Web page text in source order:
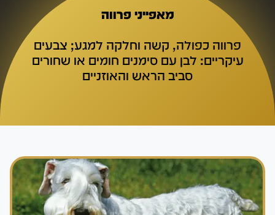
מאפייני פרווה
פרווה כפולה, קשה וחלקה למגע; צבעים
עיקריים: לבן עם סימנים חומים או שחורים
סביב הראש והאוזניים